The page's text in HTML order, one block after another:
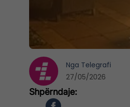
Nga Telegrafi
27/05/2026